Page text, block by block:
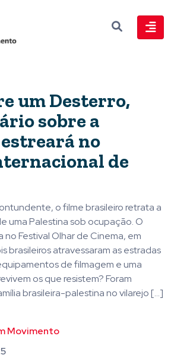
um Desterro,
sobre a
no
de
o filme brasileiro retrata a
uma Palestina sob ocupação. O
Festival Olhar de Cinema, em
brasileiros atravessaram as estradas
de filmagem e uma
os que resistem? Foram
brasileira-palestina no vilarejo […]
Movimento